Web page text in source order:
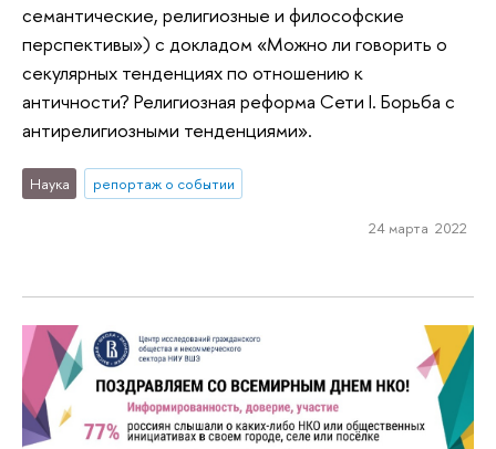
семантическиe, религиозныe и философскиe
перспективы») с докладом «Можно ли говорить о
секулярных тенденциях по отношению к
античности? Религиозная реформа Сети I. Борьба с
антирелигиозными тенденциями».
Наука репортаж о событии
24 марта 2022